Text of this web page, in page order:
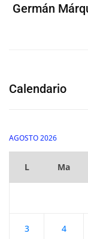
Germán
Calendario
AGOSTO 2026
L Ma
3 4